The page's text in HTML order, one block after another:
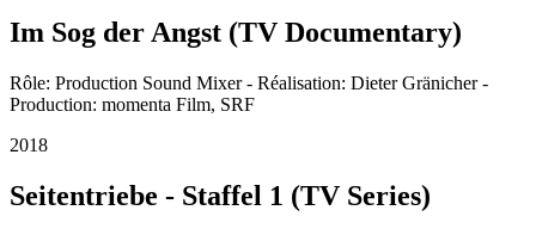
Im Sog der Angst (TV Documentary)
Rôle: Production Sound Mixer - Réalisation: Dieter Gränicher -
Production: momenta Film, SRF
2018
Seitentriebe - Staffel 1 (TV Series)